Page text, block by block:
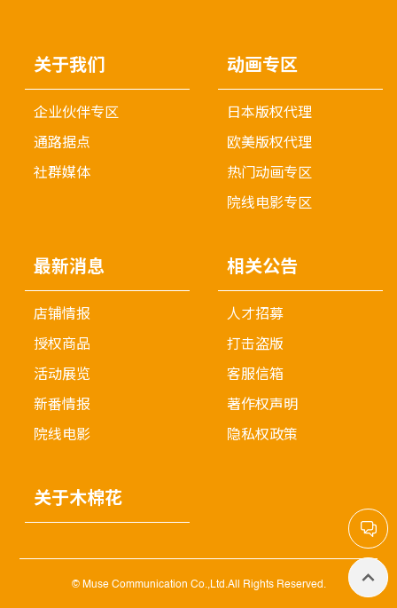
关于我们
企业伙伴专区
通路据点
社群媒体
动画专区
日本版权代理
欧美版权代理
热门动画专区
院线电影专区
最新消息
店铺情报
授权商品
活动展览
新番情报
院线电影
相关公告
人才招募
打击盗版
客服信箱
著作权声明
隐私权政策
关于木棉花
© Muse Communication Co.,Ltd.All Rights Reserved.